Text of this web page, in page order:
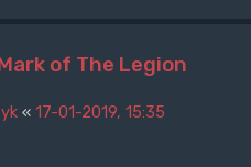
Mark of The Legion
« 17-01-2019, 15:35